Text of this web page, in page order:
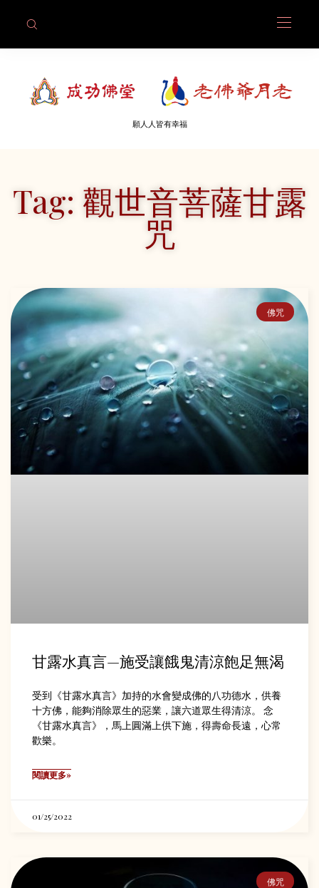
願人人皆有幸福
Tag: 觀世音菩薩甘露
咒
佛咒
甘露水真言—施受讓餓鬼清涼飽足無渴
受到《甘露水真言》加持的水會變成佛的八功德水，供養
十方佛­，能夠消除眾生的惡業，讓六道眾生得清涼。 念
《甘露水真言》，馬上圓滿上供下施，得壽命長遠，心常
歡樂。
閱讀更多»
01/25/2022
佛咒